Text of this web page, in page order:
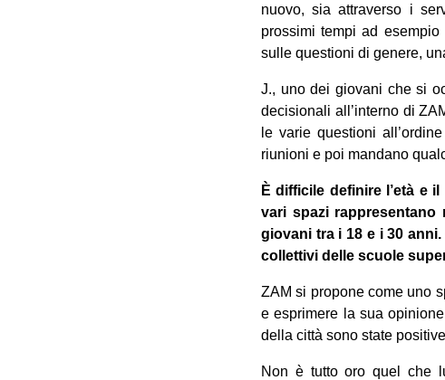
nuovo, sia attraverso i
prossimi tempi ad
sulle questioni di genere,
J., uno dei giovani che si
decisionali all’interno di
le varie questioni
riunioni e poi mandano
È difficile definire l’età e
vari spazi
giovani tra i 18 e i 30
collettivi delle scuole
ZAM si propone come uno
e esprimere la sua
della città sono state
Non è tutto oro quel che